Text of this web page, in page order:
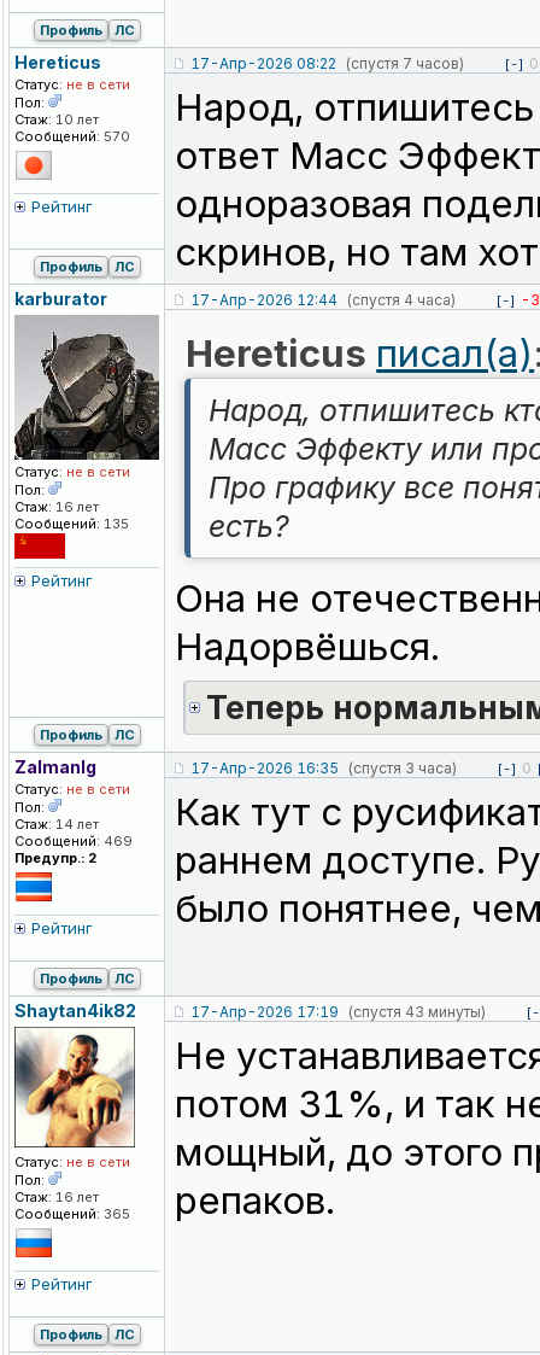
Профиль ЛС
Hereticus
Статус: не в сети
Пол:
Стаж: 10 лет
Сообщений: 570
Рейтинг
17-Апр-2026 08:22 (спустя 7 часов) [-] 0
Народ,
ответ Масс
одноразовая
скринов, но там
Профиль ЛС
karburator
Статус: не в сети
Пол:
Стаж: 16 лет
Сообщений: 135
Рейтинг
17-Апр-2026 12:44 (спустя 4 часа) [-] -3
Hereticus писал(а)
Народ, отпишитесь
Масс Эффекту или
Про графику все
есть?
Она не
Надорвёшься.
Теперь
Профиль ЛС
Zalmanlg
Статус: не в сети
Пол:
Стаж: 14 лет
Сообщений: 469
Предупр.: 2
Рейтинг
17-Апр-2026 16:35 (спустя 3 часа) [-] 0
Как тут с
раннем доступе.
было понятнее,
Профиль ЛС
Shaytan4ik82
Статус: не в сети
Пол:
Стаж: 16 лет
Сообщений: 365
Рейтинг
17-Апр-2026 17:19 (спустя 43 минуты)
Не
потом 31%, и так
мощный, до этого
репаков.
Профиль ЛС